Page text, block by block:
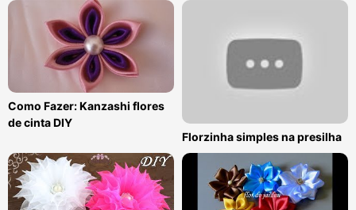
Como Fazer: Kanzashi flores
de cinta DIY
Florzinha simples na presilha